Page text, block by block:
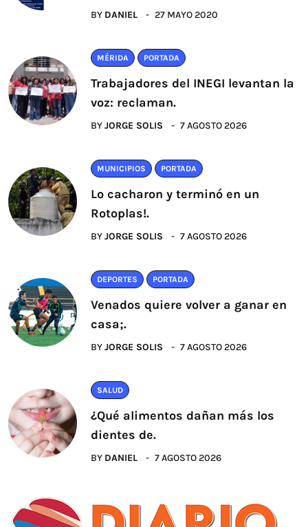
BY DANIEL 27 MAYO 2020
MÉRIDA PORTADA
Trabajadores del INEGI levantan la
voz: reclaman.
BYJORGE SOLIS 7 AGOSTO 2026
MUNICIPIOS PORTADA
Lo cacharon y terminó en un
Rotoplas!.
BYJORGE SOLIS 7 AGOSTO 2026
DEPORTES PORTADA
Venados quiere volver a ganar en
casa;.
BYJORGE SOLIS 7 AGOSTO 2026
SALUD
¿Qué alimentos dañan más los
dientes de.
BY DANIEL 7 AGOSTO 2026